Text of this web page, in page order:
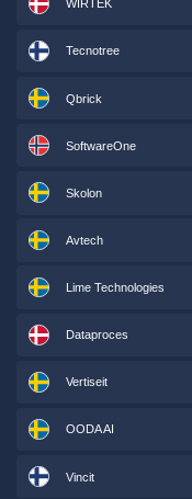
WIRTEK
Tecnotree
Qbrick
SoftwareOne
Skolon
Avtech
Lime Technologies
Dataproces
Vertiseit
OODA AI
Vincit